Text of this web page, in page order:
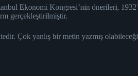
Ekonomi Kongresi’nin önerileri,
gerçekleştirilmiştir.
Çok yanlış bir metin yazmış